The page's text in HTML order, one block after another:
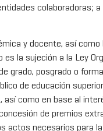
colaboradoras;
y docente, así
la sujeción a la Ley
grado, posgrado o
de educación
como en base al
de premios
necesarios para